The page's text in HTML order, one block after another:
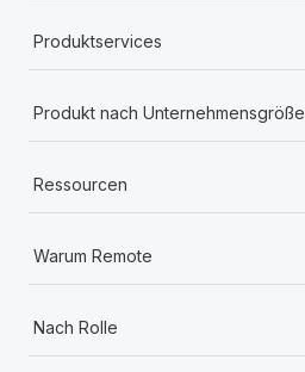
Produktservices
Produkt nach Unternehmensgröße
Ressourcen
Warum Remote
Nach Rolle